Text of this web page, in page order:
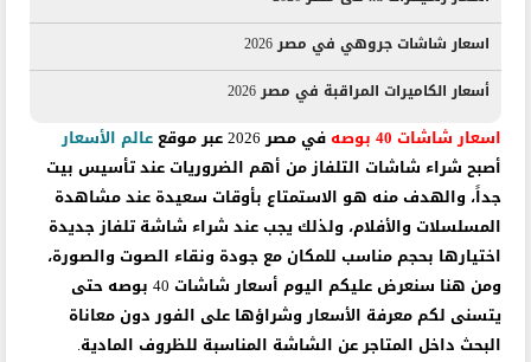
اسعار شاشات جروهي في مصر 2026
أسعار الكاميرات المراقبة في مصر 2026
اسعار شاشات 40 بوصه في مصر 2026 عبر موقع
عالم الأسعار
أصبح شراء شاشات التلفاز من أهم الضروريات عند تأسيس بيت
جداً، والهدف منه هو الاستمتاع بأوقات سعيدة عند مشاهدة
المسلسلات والأفلام، ولذلك يجب عند شراء شاشة تلفاز جديدة
اختيارها بحجم مناسب للمكان مع جودة ونقاء الصوت والصورة،
ومن هنا سنعرض عليكم اليوم أسعار شاشات 40 بوصه حتى
يتسنى لكم معرفة الأسعار وشراؤها على الفور دون معاناة
البحث داخل المتاجر عن الشاشة المناسبة للظروف المادية.